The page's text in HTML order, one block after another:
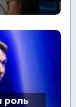
роль